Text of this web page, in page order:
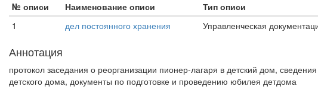
№ описи Наименование описи Тип описи
1
дел постоянного хранения Управленческая
Аннотация
протокол заседания о реорганизации пионер-лагаря в детский дом,
детского дома, документы по подготовке и проведению юбилея детдома